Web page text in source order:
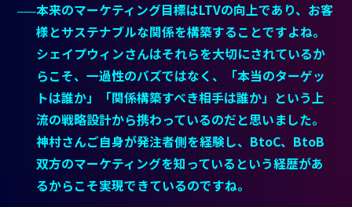
本来のマーケティング目標はLTVの向上であり、お客
様とサステナブルな関係を構築することですよね。
シェイプウィンさんはそれらを大切にされているか
らこそ、一過性のバズではなく、「本当のターゲッ
トは誰か」「関係構築すべき相手は誰か」という上
流の戦略設計から携わっているのだと思いました。
神村さんご自身が発注者側を経験し、BtoC、BtoB
双方のマーケティングを知っているという経歴があ
るからこそ実現できているのですね。